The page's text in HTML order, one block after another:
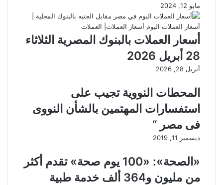
مايو 12, 2024
أسعار العملات بالبنوك المصرية الثلاثاء
28 أبريل 2026
أبريل 28, 2026
المحطات النووية تجيب على
استفسارات المهتمين بالشأن النووى
فى مصر “
ديسمبر 11, 2019
«الصحة»: «100 يوم صحة» تقدم أكثر
من مليون و364 ألف خدمة طبية